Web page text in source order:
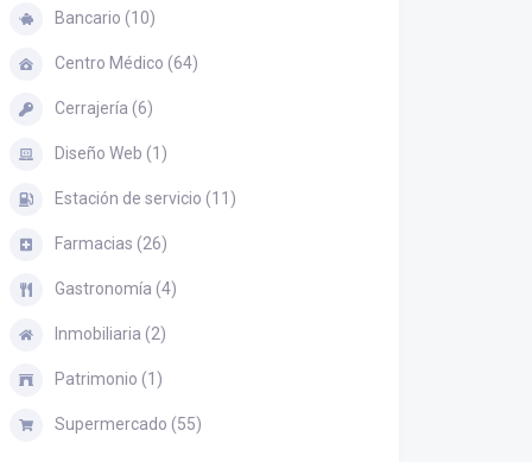
Bancario (10)
Centro Médico (64)
Cerrajería (6)
Diseño Web (1)
Estación de servicio (11)
Farmacias (26)
Gastronomía (4)
Inmobiliaria (2)
Patrimonio (1)
Supermercado (55)